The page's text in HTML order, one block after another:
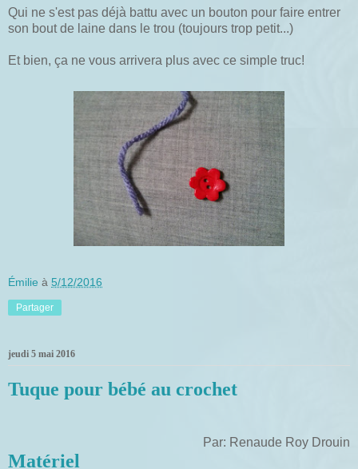
Qui ne s'est pas déjà battu avec un bouton pour faire entrer
son bout de laine dans le trou (toujours trop petit...)
Et bien, ça ne vous arrivera plus avec ce simple truc!
Émilie à 5/12/2016
Partager
jeudi 5 mai 2016
Tuque pour bébé au crochet
Par: Renaude Roy Drouin
Matériel